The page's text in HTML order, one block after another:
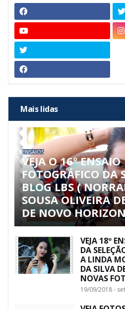
Mais lidas
ENSAIOS
VEJA O 16º ENSAIO
FOTOGRÁFICO DA
BLOG LBS (
SOUSA OLIVEIRA
DE NOVO
VEJA 18º
DA
A LINDA
DA SILVA
NOVAS
19/09/2018 -